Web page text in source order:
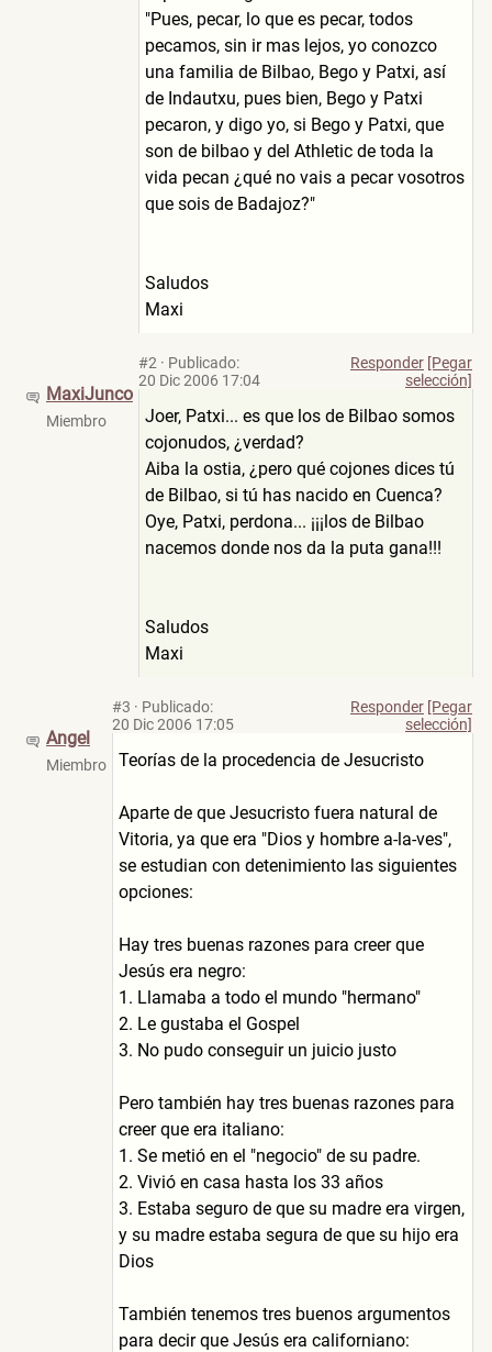
"Pues, pecar, lo que es pecar, todos
pecamos, sin ir mas lejos, yo conozco
una familia de Bilbao, Bego y Patxi, así
de Indautxu, pues bien, Bego y Patxi
pecaron, y digo yo, si Bego y Patxi, que
son de bilbao y del Athletic de toda la
vida pecan ¿qué no vais a pecar vosotros
que sois de Badajoz?"
Saludos
Maxi
MaxiJunco
Miembro
#2 · Publicado:
20 Dic 2006 17:04
Responder [Pegar
selección]
Joer, Patxi... es que los de Bilbao somos
cojonudos, ¿verdad?
Aiba la ostia, ¿pero qué cojones dices tú
de Bilbao, si tú has nacido en Cuenca?
Oye, Patxi, perdona... ¡¡¡los de Bilbao
nacemos donde nos da la puta gana!!!
Saludos
Maxi
Angel
Miembro
#3 · Publicado:
20 Dic 2006 17:05
Responder [Pegar
selección]
Teorías de la procedencia de Jesucristo
Aparte de que Jesucristo fuera natural de
Vitoria, ya que era "Dios y hombre a-la-ves",
se estudian con detenimiento las siguientes
opciones:
Hay tres buenas razones para creer que
Jesús era negro:
1. Llamaba a todo el mundo "hermano"
2. Le gustaba el Gospel
3. No pudo conseguir un juicio justo
Pero también hay tres buenas razones para
creer que era italiano:
1. Se metió en el "negocio" de su padre.
2. Vivió en casa hasta los 33 años
3. Estaba seguro de que su madre era virgen,
y su madre estaba segura de que su hijo era
Dios
También tenemos tres buenos argumentos
para decir que Jesús era californiano: